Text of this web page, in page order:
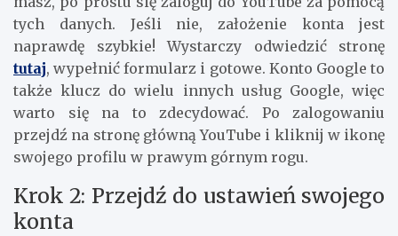
tych danych. Jeśli nie, założenie konta jest
naprawdę szybkie! Wystarczy odwiedzić stronę
tutaj, wypełnić formularz i gotowe. Konto Google to
także klucz do wielu innych usług Google, więc
warto się na to zdecydować. Po zalogowaniu
przejdź na stronę główną YouTube i kliknij w ikonę
swojego profilu w prawym górnym rogu.
Krok 2: Przejdź do ustawień swojego
konta